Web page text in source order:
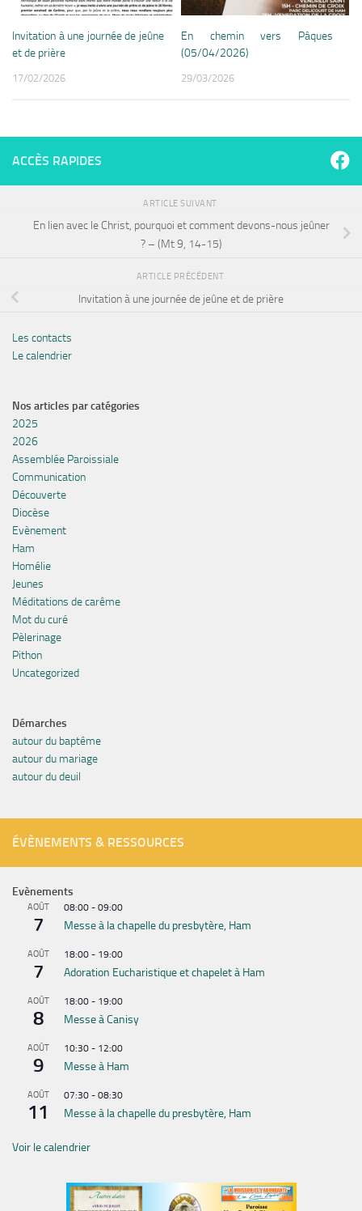
Invitation à une journée de jeûne
et de prière
17/02/2026
En chemin vers Pâques
(05/04/2026)
29/03/2026
ACCÈS RAPIDES
ARTICLE SUIVANT
En lien avec le Christ, pourquoi et comment devons-nous jeûner
? – (Mt 9, 14-15)
ARTICLE PRÉCÉDENT
Invitation à une journée de jeûne et de prière
Les contacts
Le calendrier
Nos articles par catégories
2025
2026
Assemblée Paroissiale
Communication
Découverte
Diocèse
Evènement
Ham
Homélie
Jeunes
Méditations de carême
Mot du curé
Pèlerinage
Pithon
Uncategorized
Démarches
autour du baptême
autour du mariage
autour du deuil
ÉVÈNEMENTS & RESSOURCES
Evènements
AOÛT
7
08:00 - 09:00
Messe à la chapelle du presbytère, Ham
AOÛT
7
18:00 - 19:00
Adoration Eucharistique et chapelet à Ham
AOÛT
8
18:00 - 19:00
Messe à Canisy
AOÛT
9
10:30 - 12:00
Messe à Ham
AOÛT
11
07:30 - 08:30
Messe à la chapelle du presbytère, Ham
Voir le calendrier